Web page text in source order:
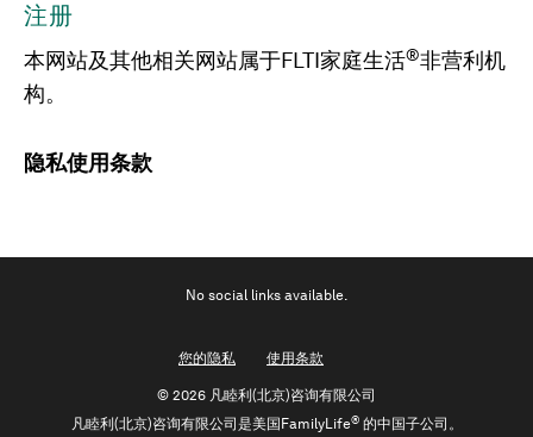
注册
本网站及其他相关网站属于FLTI家庭生活®非营利机
构。
隐私使用条款
No social links available.
您的隐私 使用条款
© 2026 凡睦利(北京)咨询有限公司
凡睦利(北京)咨询有限公司是美国FamilyLife®的中国子公司。